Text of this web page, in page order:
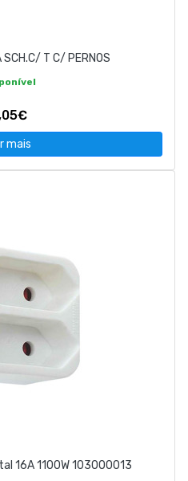
T C/ PERNOS
mais
16A 1100W 103000013